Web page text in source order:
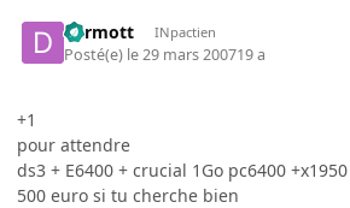
dermott INpactien
Posté(e) le 29 mars 200719 a
+1
pour attendre
ds3 + E6400 + crucial 1Go pc6400
500 euro si tu cherche bien